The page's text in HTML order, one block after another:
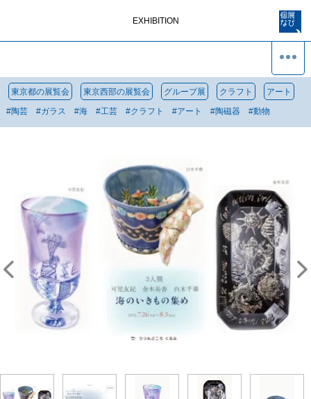
EXHIBITION
東京都の展覧会 東京西部の展覧会 グループ展 クラフト アート
#陶芸 #ガラス #海 #工芸 #クラフト #アート #陶磁器 #動物